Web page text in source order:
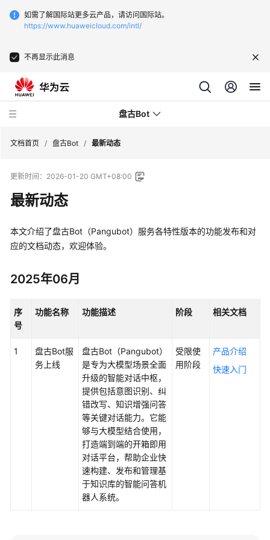
如需了解国际站更多云产品，请访问国际站。
https://www.huaweicloud.com/intl/
不再显示此消息
盘古Bot
最
新
动
产
介
快
文档首页 / 盘古Bot / 最新动态
更新时间： 2026-01-20 GMT+08:00
最新动态
本文介绍了盘古Bot（Pangubot）服务各特性版本的功能发布和对
应的文档动态，欢迎体验。
2025年06月
序
号
功能名称 功能描述 阶段 相关文档
1
盘古Bot服
务上线
盘古Bot（Pangubot）
是专为大模型场景全面
升级的智能对话中枢，
提供包括意图识别、纠
错改写、知识增强问答
等关键对话能力。它能
够与大模型结合使用，
打造端到端的开箱即用
对话平台，帮助企业快
速构建、发布和管理基
于知识库的智能问答机
器人系统。
受限使
用阶段
产品介绍
快速入门